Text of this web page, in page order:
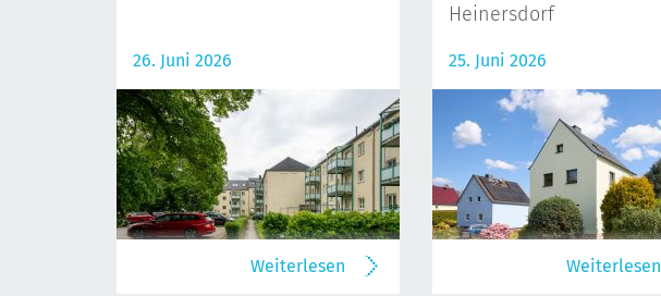
26. Juni 2026
Weiterlesen
Heinersdorf
25. Juni 2026
Weiterlesen